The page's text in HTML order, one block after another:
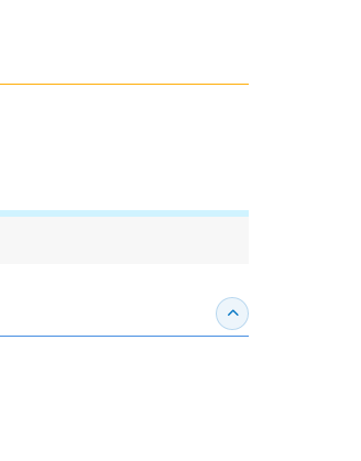
收合內容簡介